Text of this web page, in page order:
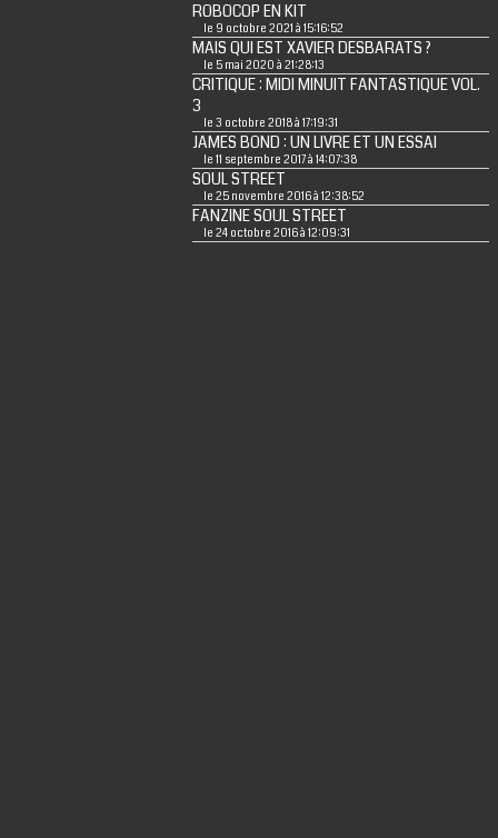
ROBOCOP EN KIT
le 9 octobre 2021 à 15:16:52
MAIS QUI EST XAVIER DESBARATS ?
le 5 mai 2020 à 21:28:13
CRITIQUE : MIDI MINUIT FANTASTIQUE VOL.
3
le 3 octobre 2018 à 17:19:31
JAMES BOND : UN LIVRE ET UN ESSAI
le 11 septembre 2017 à 14:07:38
SOUL STREET
le 25 novembre 2016 à 12:38:52
FANZINE SOUL STREET
le 24 octobre 2016 à 12:09:31